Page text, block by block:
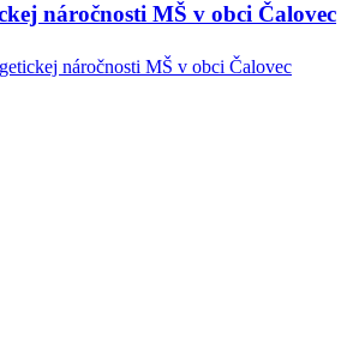
náročnosti MŠ v obci Čalovec